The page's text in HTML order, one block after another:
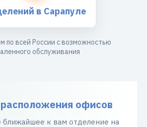
в Сарапуле
по всей России с возможностью
обслуживания
офисов
ближайшее к вам отделение на